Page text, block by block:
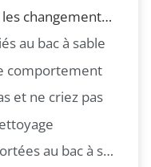
2. Le stress ou les changements dans l'environnement
au bac à sable
comportement
et ne criez pas
Améliorations apportées au bac à sable